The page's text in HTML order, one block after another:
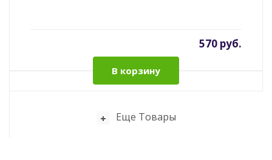
570 руб.
В корзину
Еще Товары